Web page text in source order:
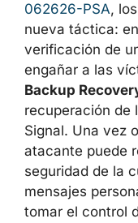
062626-PSA,
nueva táctica:
verificación de
engañar a las
Backup
recuperación de
Signal. Una vez
atacante puede
seguridad de la
mensajes
tomar el control